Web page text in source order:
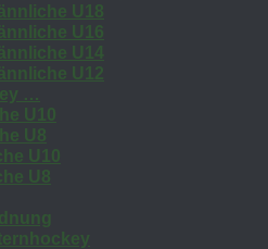
U18
U16
U14
U12
…
U10
U8
U10
U8